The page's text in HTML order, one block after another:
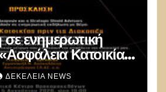
ενημερωτική
Κατοικίας
ΔΕΚΈΛΕΙΑ NEWS